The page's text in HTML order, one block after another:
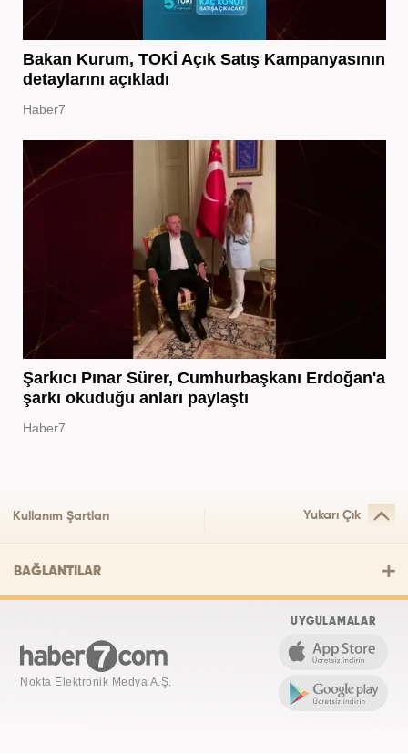
Bakan Kurum, TOKİ Açık Satış Kampanyasının
detaylarını açıkladı
Haber7
Şarkıcı Pınar Sürer, Cumhurbaşkanı Erdoğan'a
şarkı okuduğu anları paylaştı
Haber7
Kullanım Şartları Yukarı Çık
BAĞLANTILAR
Nokta Elektronik Medya A.Ş.
UYGULAMALAR